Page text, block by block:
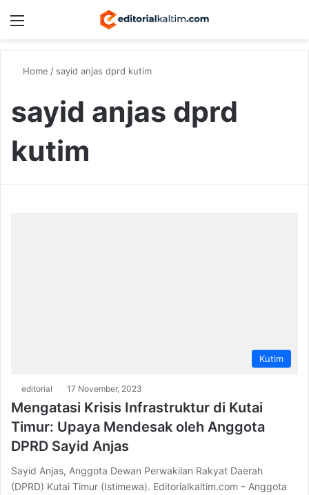
Home / sayid anjas dprd kutim
sayid anjas dprd
kutim
Kutim
editorial 17 November, 2023
Mengatasi Krisis Infrastruktur di Kutai
Timur: Upaya Mendesak oleh Anggota
DPRD Sayid Anjas
Sayid Anjas, Anggota Dewan Perwakilan Rakyat Daerah
(DPRD) Kutai Timur (Istimewa). Editorialkaltim.com – Anggota